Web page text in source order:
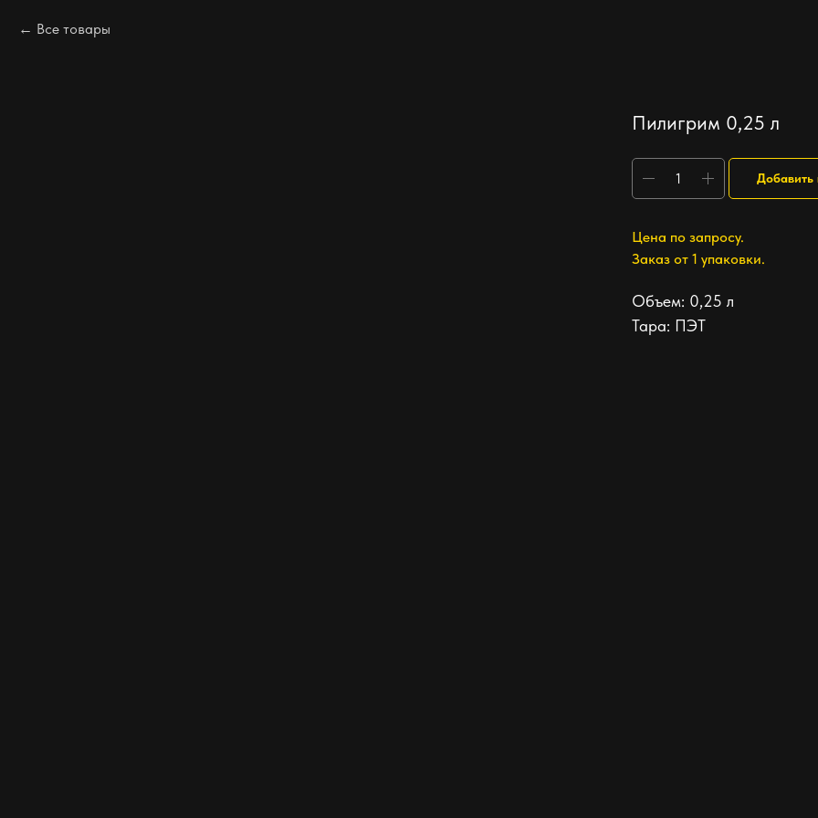
Все товары
Пилигрим 0,25 л
Добавить
Цена по запросу.
Заказ от 1 упаковки.
Объем: 0,25 л
Тара: ПЭТ